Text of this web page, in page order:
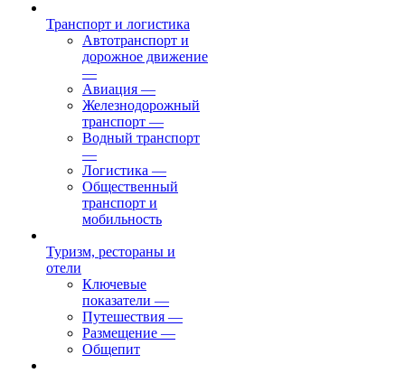
Транспорт и логистика
Автотранспорт и
дорожное движение
—
Авиация —
Железнодорожный
транспорт —
Водный транспорт
—
Логистика —
Общественный
транспорт и
мобильность
Туризм, рестораны и
отели
Ключевые
показатели —
Путешествия —
Размещение —
Общепит